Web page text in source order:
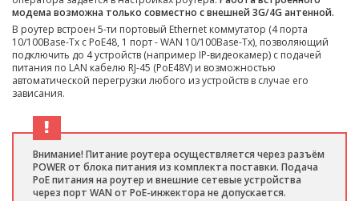
модема возможна только совместно с внешней 3G/4G антенной.
В роутер встроен 5-ти портовый Ethernet коммутатор (4 порта
10/100Base-Tx с PoE48, 1 порт - WAN 10/100Base-Tx), позволяющий
подключить до 4 устройств (например IP-видеокамер) с подачей
питания по LAN кабелю RJ-45 (PoE48V) и возможностью
автоматической перегрузки любого из устройств в случае его
зависания.
Внимание! Питание роутера осуществляется через разъём
POWER от блока питания из комплекта поставки. Подача
PoE питания на роутер и внешние сетевые устройства
через порт WAN от PoE-инжектора не допускается.